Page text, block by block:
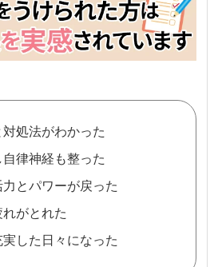
処法がわかった
律神経も整った
力とパワーが戻った
がとれた
した日々になった